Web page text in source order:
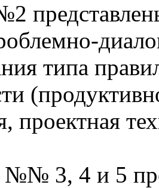
типа
проектная
№№ 3, 4 и 5